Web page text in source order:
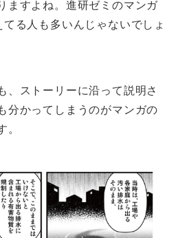
ますよね。進研ゼミのマンガ
る人も多いんじゃないでしょ
、ストーリーに沿って説明さ
分かってしまうのがマンガの